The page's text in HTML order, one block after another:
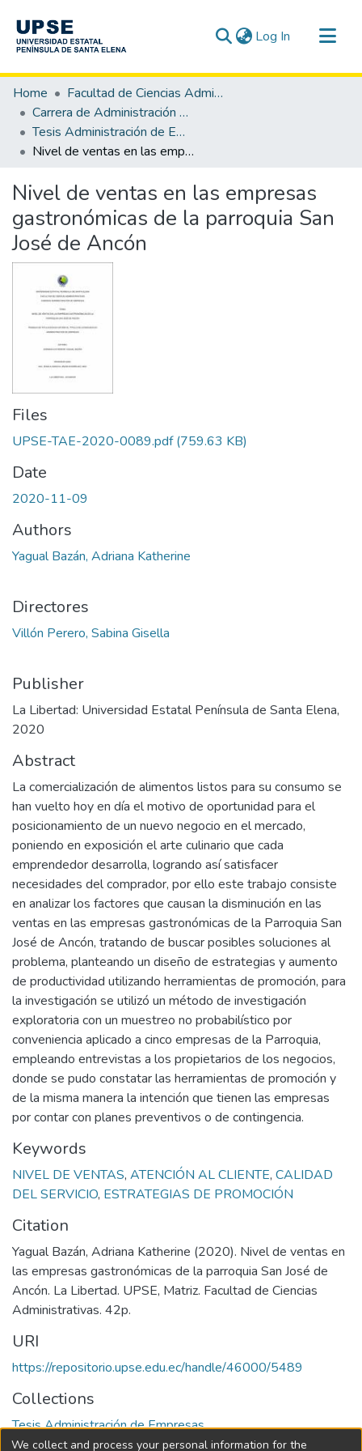
Log In (current)
Communities & Collections
All of DSpace
Statistics
Home
Facultad de Ciencias Administrativas
Carrera de Administración de Empresas
Tesis Administración de Empresas
Nivel de ventas en las empresas gastronómicas de la parroquia San José de Ancón
Nivel de ventas en las empresas
gastronómicas de la parroquia San
José de Ancón
Files
UPSE-TAE-2020-0089.pdf(759.63 KB)
Date
2020-11-09
Authors
Yagual Bazán, Adriana Katherine
Directores
Villón Perero, Sabina Gisella
Publisher
La Libertad: Universidad Estatal Península de Santa Elena,
2020
Abstract
La comercialización de alimentos listos para su consumo se
han vuelto hoy en día el motivo de oportunidad para el
posicionamiento de un nuevo negocio en el mercado,
poniendo en exposición el arte culinario que cada
emprendedor desarrolla, logrando así satisfacer
necesidades del comprador, por ello este trabajo consiste
en analizar los factores que causan la disminución en las
ventas en las empresas gastronómicas de la Parroquia San
José de Ancón, tratando de buscar posibles soluciones al
problema, planteando un diseño de estrategias y aumento
de productividad utilizando herramientas de promoción, para
la investigación se utilizó un método de investigación
exploratoria con un muestreo no probabilístico por
conveniencia aplicado a cinco empresas de la Parroquia,
empleando entrevistas a los propietarios de los negocios,
donde se pudo constatar las herramientas de promoción y
de la misma manera la intención que tienen las empresas
por contar con planes preventivos o de contingencia.
Keywords
NIVEL DE VENTAS, ATENCIÓN AL CLIENTE, CALIDAD
DEL SERVICIO, ESTRATEGIAS DE PROMOCIÓN
Citation
Yagual Bazán, Adriana Katherine (2020). Nivel de ventas en
las empresas gastronómicas de la parroquia San José de
Ancón. La Libertad. UPSE, Matriz. Facultad de Ciencias
Administrativas. 42p.
URI
https://repositorio.upse.edu.ec/handle/46000/5489
Collections
Tesis Administración de Empresas
We collect and process your personal information for the